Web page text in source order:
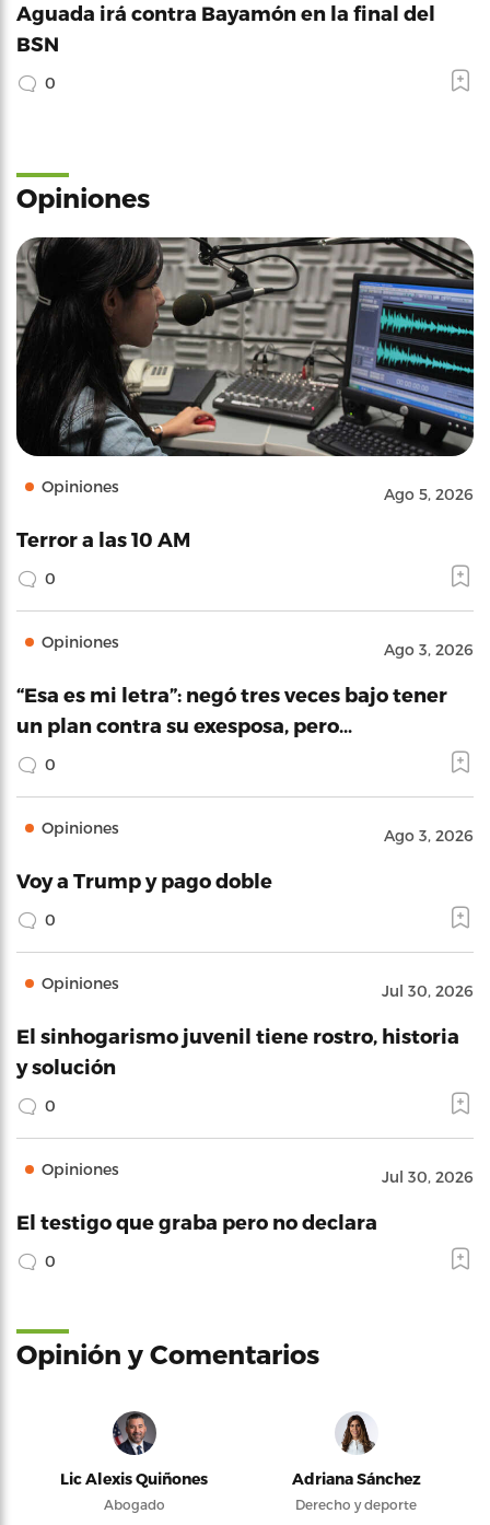
Aguada irá contra Bayamón en la final del
BSN
0
Opiniones
Opiniones Ago 5, 2026
Terror a las 10 AM
0
Opiniones Ago 3, 2026
“Esa es mi letra”: negó tres veces bajo tener
un plan contra su exesposa, pero…
0
Opiniones Ago 3, 2026
Voy a Trump y pago doble
0
Opiniones Jul 30, 2026
El sinhogarismo juvenil tiene rostro, historia
y solución
0
Opiniones Jul 30, 2026
El testigo que graba pero no declara
0
Opinión y Comentarios
Lic Alexis Quiñones
Abogado
Adriana Sánchez
Derecho y deporte